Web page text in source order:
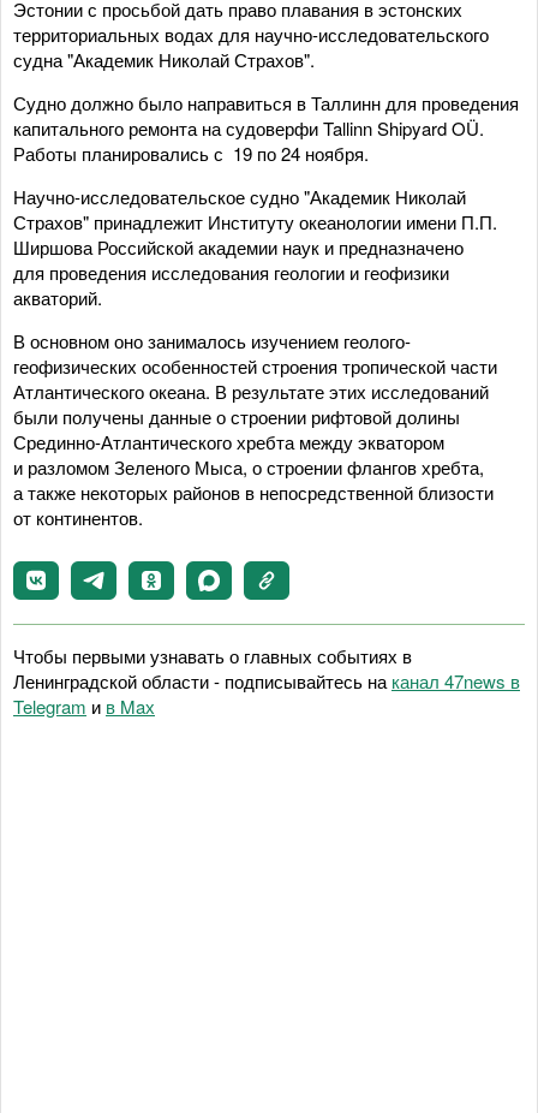
Эстонии с просьбой дать право плавания в эстонских
территориальных водах для научно-исследовательского
судна "Академик Николай Страхов".
Судно должно было направиться в Таллинн для проведения
капитального ремонта на судоверфи Tallinn Shipyard OÜ.
Работы планировались с 19 по 24 ноября.
Научно-исследовательское судно "Академик Николай
Страхов" принадлежит Институту океанологии имени П.П.
Ширшова Российской академии наук и предназначено
для проведения исследования геологии и геофизики
акваторий.
В основном оно занималось изучением геолого-
геофизических особенностей строения тропической части
Атлантического океана. В результате этих исследований
были получены данные о строении рифтовой долины
Срединно-Атлантического хребта между экватором
и разломом Зеленого Мыса, о строении флангов хребта,
а также некоторых районов в непосредственной близости
от континентов.
Чтобы первыми узнавать о главных событиях в
Ленинградской области - подписывайтесь на канал 47news в
Telegram и в Maх